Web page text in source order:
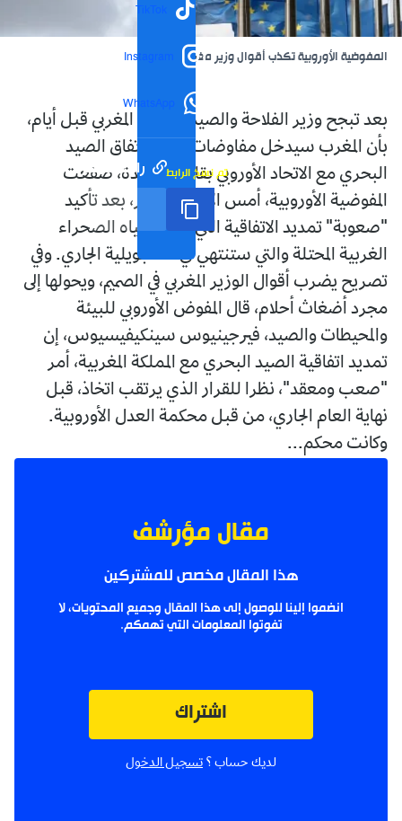
TikTok
Instagram
WhatsApp
رابط مختصر تم نسخ الرابط
المفوضية الأوروبية تكذب أقوال وزير مغربي
بعد تبجح وزير الفلاحة والصيد البحري المغربي قبل أيام،
بأن المغرب سيدخل مفاوضات تجديد اتفاق الصيد
البحري مع الاتحاد الأوروبي بقاعدة جديدة، صفعت
المفوضية الأوروبية، أمس الإثنين، الأخير، بعد تأكيد
"صعوبة" تمديد الاتفاقية التي تشمل مياه الصحراء
الغربية المحتلة والتي ستنتهي في 17 جويلية الجاري. وفي
تصريح يضرب أقوال الوزير المغربي في الصميم، ويحولها إلى
مجرد أضغاث أحلام، قال المفوض الأوروبي للبيئة
والمحيطات والصيد، فيرجينيوس سينكيفيسيوس، إن
تمديد اتفاقية الصيد البحري مع المملكة المغربية، أمر
"صعب ومعقد"، نظرا للقرار الذي يرتقب اتخاذ، قبل
نهاية العام الجاري، من قبل محكمة العدل الأوروبية.
وكانت محكم...
مقال مؤرشف
هذا المقال مخصص للمشتركين
انضموا إلينا للوصول إلى هذا المقال وجميع المحتويات، لا
تفوتوا المعلومات التي تهمكم.
اشتراك
لديك حساب ؟ تسجيل الدخول